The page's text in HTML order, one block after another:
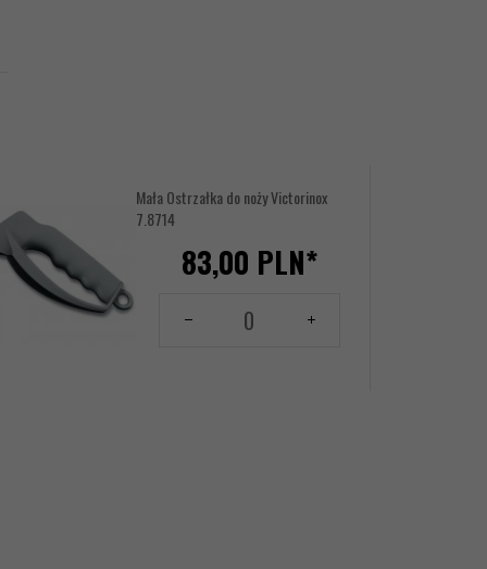
Mała Ostrzałka do noży Victorinox
7.8714
83,00 PLN*